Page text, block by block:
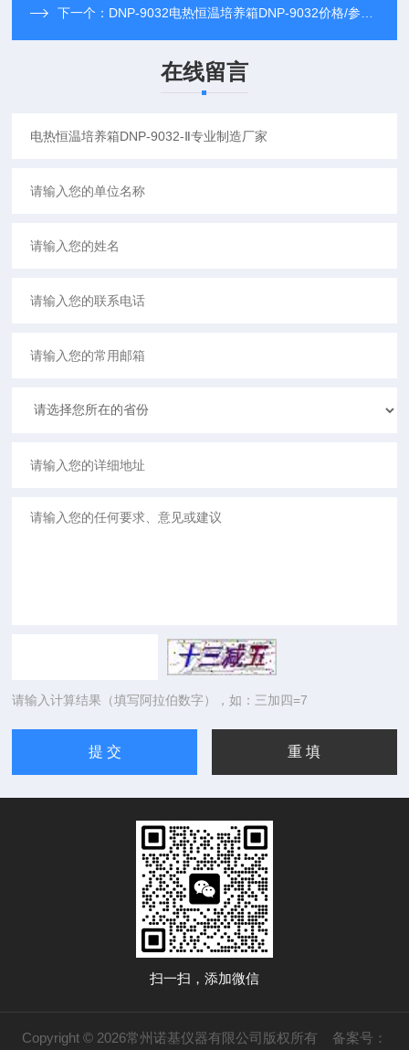
下一个： DNP-9032电热恒温培养箱DNP-9032价格/参数/规格
在线留言
请输入计算结果（填写阿拉伯数字），如：三加四=7
扫一扫，添加微信
Copyright © 2026常州诺基仪器有限公司版权所有 备案号：